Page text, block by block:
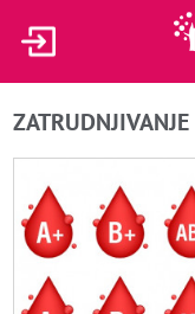
ZATRUDNJIVANJE